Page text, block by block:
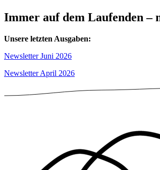
Immer auf dem Laufenden –
Unsere letzten Ausgaben:
Newsletter Juni 2026
Newsletter April 2026